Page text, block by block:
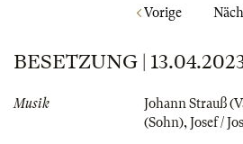
Vorige
BESETZUNG |
Musik Johann Strauß
(Sohn), Josef /